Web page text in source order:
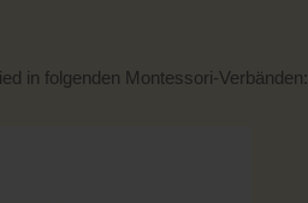
in folgenden Montessori-Verbänden: